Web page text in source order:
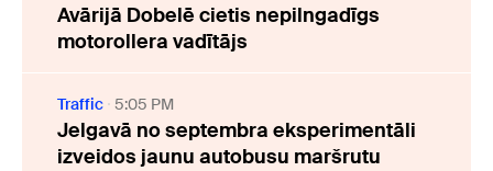
Avārijā Dobelē cietis nepilngadīgs
motorollera vadītājs
Traffic 5:05 PM
Jelgavā no septembra eksperimentāli
izveidos jaunu autobusu maršrutu